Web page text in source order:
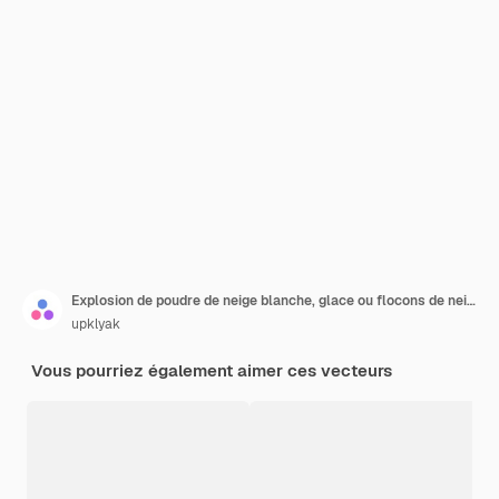
Explosion de poudre de neige blanche, glace ou flocons de neige éclaboussant des nuages
upklyak
Vous pourriez également aimer ces vecteurs